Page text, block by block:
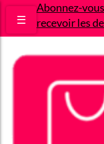
Abonnez-
recevoir les
☰